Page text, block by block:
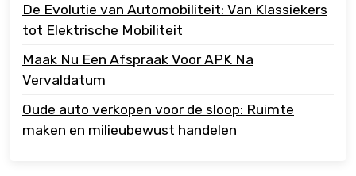
De Evolutie van Automobiliteit: Van Klassiekers
tot Elektrische Mobiliteit
Maak Nu Een Afspraak Voor APK Na
Vervaldatum
Oude auto verkopen voor de sloop: Ruimte
maken en milieubewust handelen